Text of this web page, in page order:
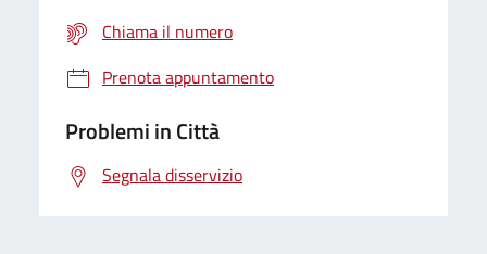
Chiama il numero
Prenota appuntamento
Problemi in Città
Segnala disservizio